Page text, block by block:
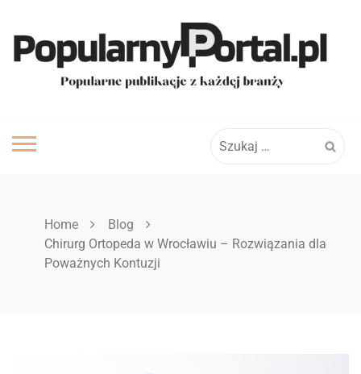
content
Home
Blog
Chirurg Ortopeda w Wrocławiu – Rozwiązania dla
Poważnych Kontuzji